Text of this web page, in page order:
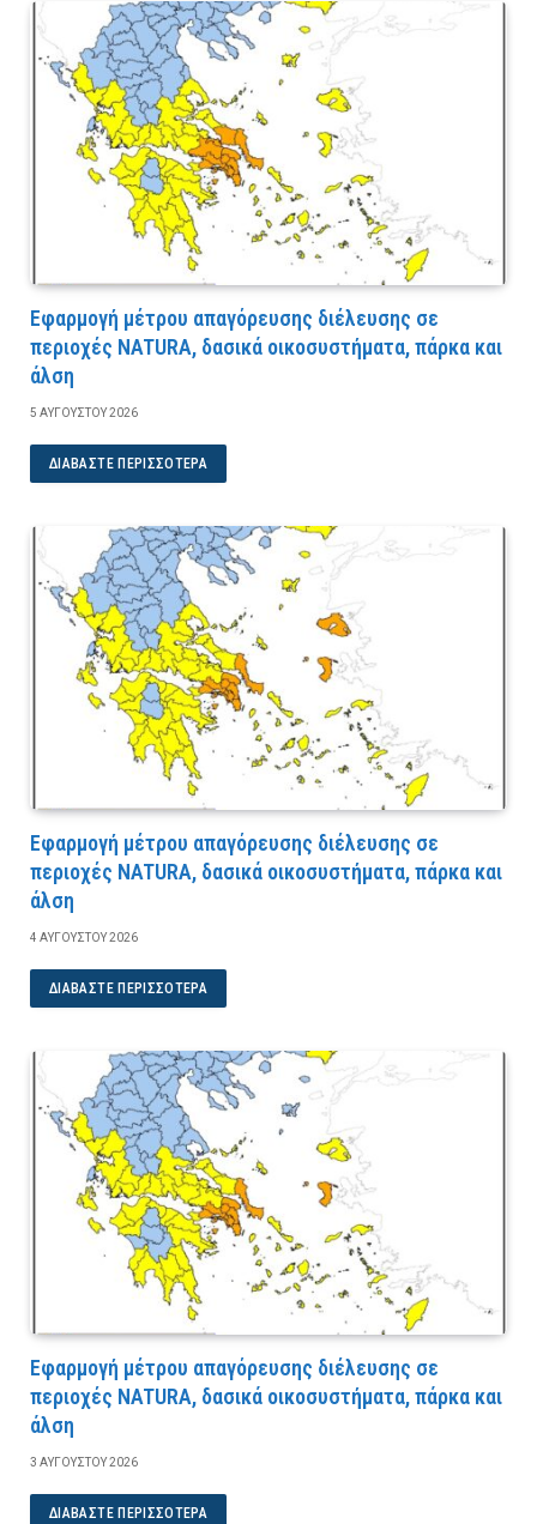
Εφαρμογή μέτρου απαγόρευσης διέλευσης σε
περιοχές NATURA, δασικά οικοσυστήματα, πάρκα και
άλση
5 ΑΥΓΟΎΣΤΟΥ 2026
ΔΙΑΒΆΣΤΕ ΠΕΡΙΣΣΌΤΕΡΑ
Εφαρμογή μέτρου απαγόρευσης διέλευσης σε
περιοχές NATURA, δασικά οικοσυστήματα, πάρκα και
άλση
4 ΑΥΓΟΎΣΤΟΥ 2026
ΔΙΑΒΆΣΤΕ ΠΕΡΙΣΣΌΤΕΡΑ
Εφαρμογή μέτρου απαγόρευσης διέλευσης σε
περιοχές NATURA, δασικά οικοσυστήματα, πάρκα και
άλση
3 ΑΥΓΟΎΣΤΟΥ 2026
ΔΙΑΒΆΣΤΕ ΠΕΡΙΣΣΌΤΕΡΑ